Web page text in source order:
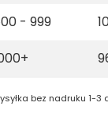
- 999
bez nadruku 1-3